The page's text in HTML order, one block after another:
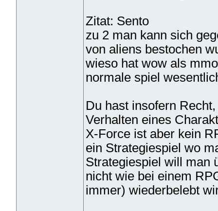
Zitat: Sento
zu 2 man kann sich
von aliens bestochen
wieso hat wow als
normale spiel
Du hast insofern
Verhalten eines
X-Force ist aber kein
ein Strategiespiel wo
Strategiespiel will man
nicht wie bei einem
immer) wiederbelebt